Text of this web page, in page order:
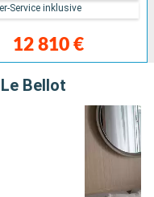
12 810 €
Service inklusive
Bellot